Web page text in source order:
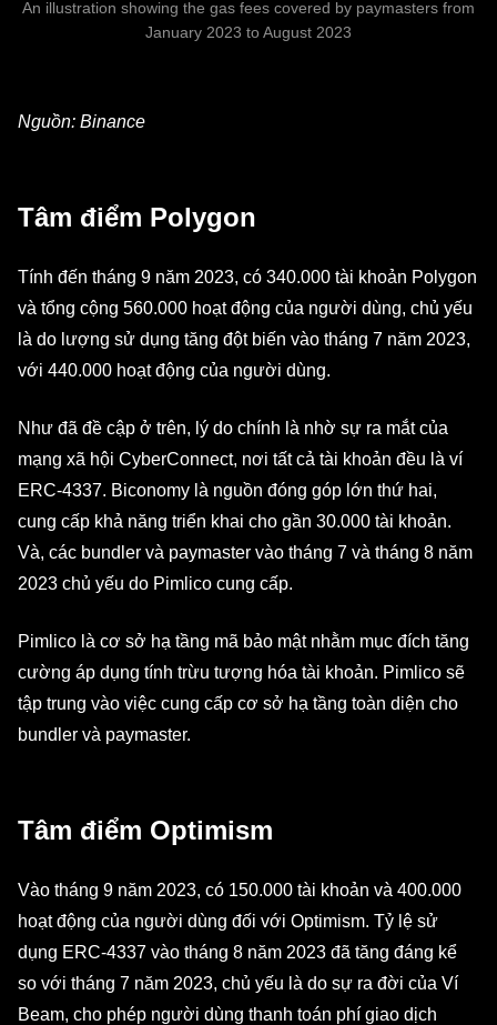
An illustration showing the gas fees covered by paymasters from
January 2023 to August 2023
Nguồn: Binance
Tâm điểm Polygon
Tính đến tháng 9 năm 2023, có 340.000 tài khoản Polygon
và tổng cộng 560.000 hoạt động của người dùng, chủ yếu
là do lượng sử dụng tăng đột biến vào tháng 7 năm 2023,
với 440.000 hoạt động của người dùng.
Như đã đề cập ở trên, lý do chính là nhờ sự ra mắt của
mạng xã hội CyberConnect, nơi tất cả tài khoản đều là ví
ERC-4337. Biconomy là nguồn đóng góp lớn thứ hai,
cung cấp khả năng triển khai cho gần 30.000 tài khoản.
Và, các bundler và paymaster vào tháng 7 và tháng 8 năm
2023 chủ yếu do Pimlico cung cấp.
Pimlico là cơ sở hạ tầng mã bảo mật nhằm mục đích tăng
cường áp dụng tính trừu tượng hóa tài khoản. Pimlico sẽ
tập trung vào việc cung cấp cơ sở hạ tầng toàn diện cho
bundler và paymaster.
Tâm điểm Optimism
Vào tháng 9 năm 2023, có 150.000 tài khoản và 400.000
hoạt động của người dùng đối với Optimism. Tỷ lệ sử
dụng ERC-4337 vào tháng 8 năm 2023 đã tăng đáng kể
so với tháng 7 năm 2023, chủ yếu là do sự ra đời của Ví
Beam, cho phép người dùng thanh toán phí giao dịch